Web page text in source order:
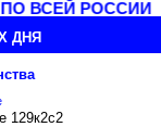
ВСЕЙ РОССИИ
ДНЯ
129к2с2